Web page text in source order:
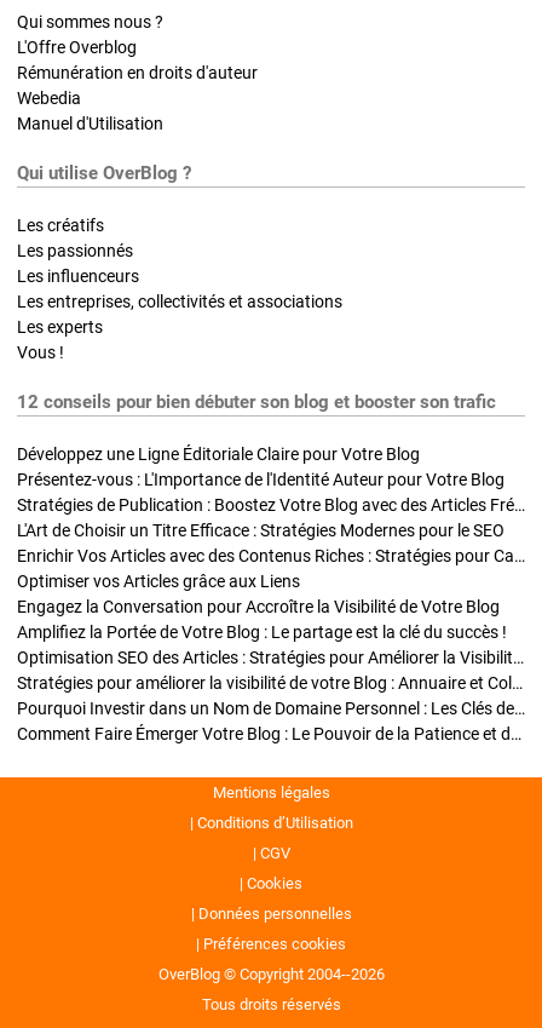
Qui sommes nous ?
L'Offre Overblog
Rémunération en droits d'auteur
Webedia
Manuel d'Utilisation
Qui utilise OverBlog ?
Les créatifs
Les passionnés
Les influenceurs
Les entreprises, collectivités et associations
Les experts
Vous !
12 conseils pour bien débuter son blog et booster son trafic
Développez une Ligne Éditoriale Claire pour Votre Blog
Présentez-vous : L'Importance de l'Identité Auteur pour Votre Blog
Stratégies de Publication : Boostez Votre Blog avec des Articles Fréquents et Exclusifs
L'Art de Choisir un Titre Efficace : Stratégies Modernes pour le SEO
Enrichir Vos Articles avec des Contenus Riches : Stratégies pour Captiver et Optimiser
Optimiser vos Articles grâce aux Liens
Engagez la Conversation pour Accroître la Visibilité de Votre Blog
Amplifiez la Portée de Votre Blog : Le partage est la clé du succès !
Optimisation SEO des Articles : Stratégies pour Améliorer la Visibilité de Votre Blog
Stratégies pour améliorer la visibilité de votre Blog : Annuaire et Collaborations
Pourquoi Investir dans un Nom de Domaine Personnel : Les Clés de la Réussite de Votre Blog
Comment Faire Émerger Votre Blog : Le Pouvoir de la Patience et de la Persévérance
Mentions légales
Conditions d’Utilisation
CGV
Cookies
Données personnelles
Préférences cookies
OverBlog © Copyright 2004--2026
Tous droits réservés